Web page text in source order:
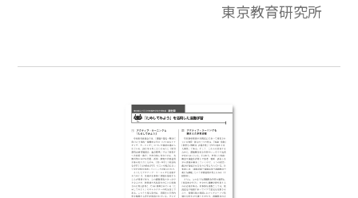
は学習内容の系統性を！、教える”より
感させる、織田信長に対する見方・考え方
が動いたときはチャンス！、についてまと
東京教育研究所